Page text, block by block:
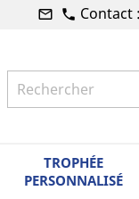
mail_outline phone Contact
TROPHÉE
PERSONNALISÉ